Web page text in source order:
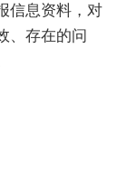
信息资料，对
、存在的问